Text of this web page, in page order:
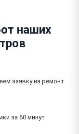
наших
заявку на ремонт
за 60 минут